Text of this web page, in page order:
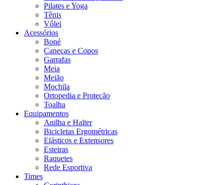
Pilates e Yoga
Tênis
Vôlei
Acessórios
Boné
Canecas e Copos
Garrafas
Meia
Meião
Mochila
Ortopedia e Proteção
Toalha
Equipamentos
Anilha e Halter
Bicicletas Ergométricas
Elásticos e Extensores
Esteiras
Raquetes
Rede Esportiva
Times